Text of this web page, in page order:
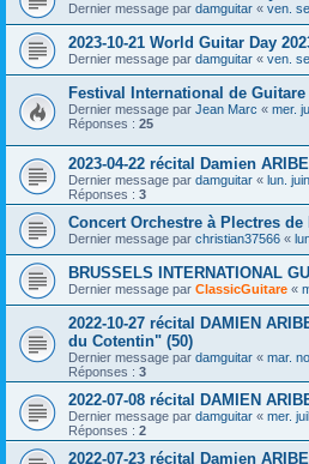
Dernier message par damguitar « ven.
2023-10-21 World Guitar Day
Dernier message par damguitar « ven.
Festival International de
Dernier message par Jean Marc « mer.
Réponses : 25
2023-04-22 récital Damien
Dernier message par damguitar « lun.
Réponses : 3
Concert Orchestre à Plectres de
Dernier message par christian37566 «
BRUSSELS INTERNATIONAL
Dernier message par ClassicGuitare «
2022-10-27 récital DAMIEN
du Cotentin" (50)
Dernier message par damguitar « mar.
Réponses : 3
2022-07-08 récital DAMIEN
Dernier message par damguitar « mer.
Réponses : 2
2022-07-23 récital Damien